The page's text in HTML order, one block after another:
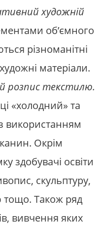
художній
об’ємного
різноманітні
матеріали.
розпис текстилю.
«холодний» та
використанням
Окрім
здобувачі освіти
скульптуру,
тощо. Також ряд
вивчення яких